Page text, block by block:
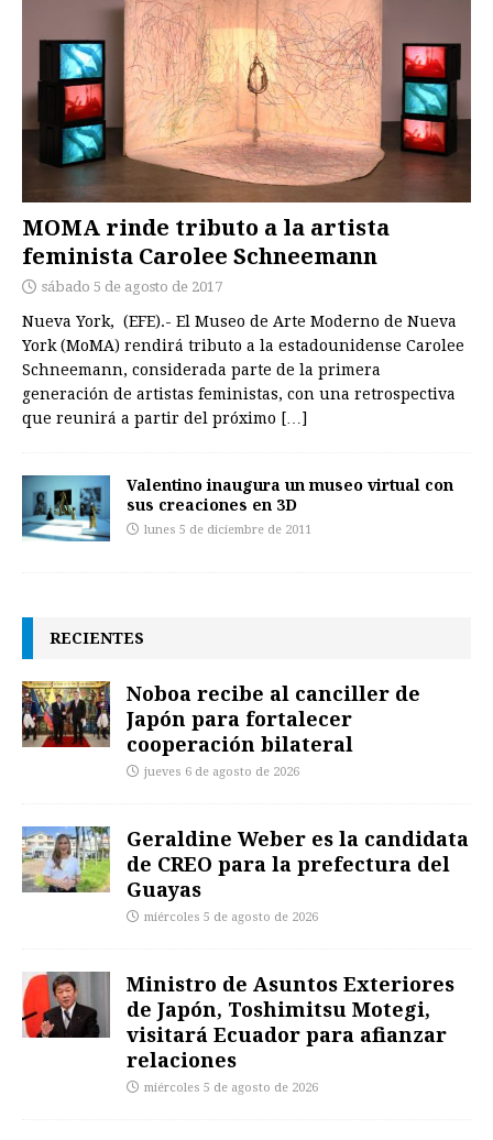
MOMA rinde tributo a la artista
feminista Carolee Schneemann
sábado 5 de agosto de 2017
Nueva York, (EFE).- El Museo de Arte Moderno de Nueva
York (MoMA) rendirá tributo a la estadounidense Carolee
Schneemann, considerada parte de la primera
generación de artistas feministas, con una retrospectiva
que reunirá a partir del próximo […]
Valentino inaugura un museo virtual con
sus creaciones en 3D
lunes 5 de diciembre de 2011
RECIENTES
Noboa recibe al canciller de
Japón para fortalecer
cooperación bilateral
jueves 6 de agosto de 2026
Geraldine Weber es la candidata
de CREO para la prefectura del
Guayas
miércoles 5 de agosto de 2026
Ministro de Asuntos Exteriores
de Japón, Toshimitsu Motegi,
visitará Ecuador para afianzar
relaciones
miércoles 5 de agosto de 2026